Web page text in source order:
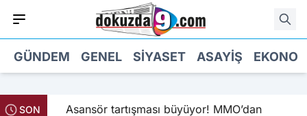
GÜNDEM GENEL SIYASET ASAYIŞ
SON
Asansör tartışması büyüyor! MMO’dan